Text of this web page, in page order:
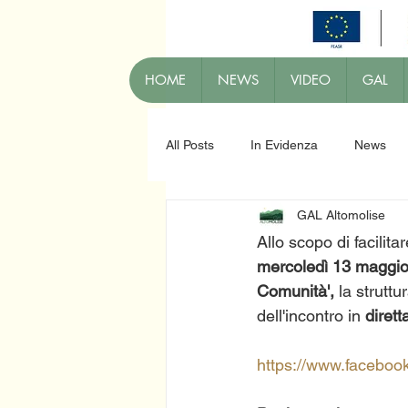
HOME NEWS VIDEO GAL
All Posts In Evidenza News
GAL Altomolise
Allo scopo di
mercoledì 13
Comunità', la
dell'incontro in
https://